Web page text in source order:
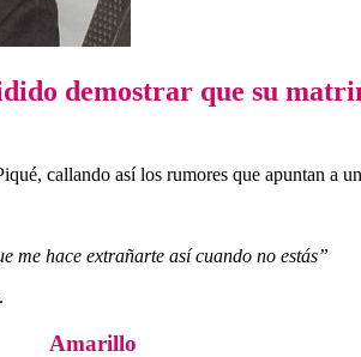
demostrar que su
callando así los rumores que apuntan a
me hace extrañarte así cuando no estás”
.
Amarillo